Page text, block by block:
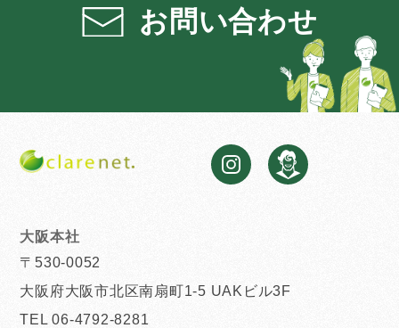
お問い合わせ
大阪本社
〒530-0052
大阪府大阪市北区南扇町1-5 UAKビル3F
TEL 06-4792-8281